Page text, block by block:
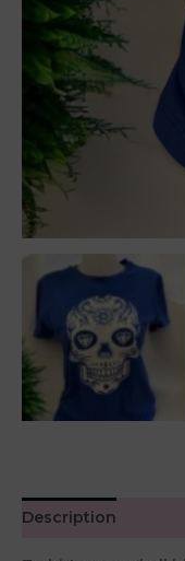
Description